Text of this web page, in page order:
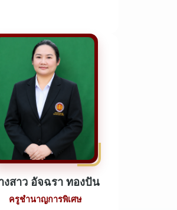
งสาว อัจฉรา ทองปัน
ครูชำนาญการพิเศษ